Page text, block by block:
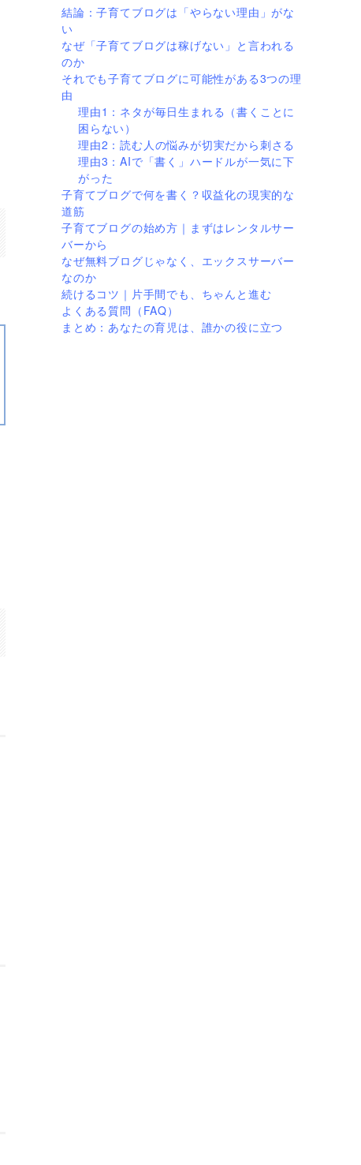
結論：子育てブログは「やらない理由」がな
い
なぜ「子育てブログは稼げない」と言われる
のか
それでも子育てブログに可能性がある3つの理
由
理由1：ネタが毎日生まれる（書くことに
困らない）
理由2：読む人の悩みが切実だから刺さる
理由3：AIで「書く」ハードルが一気に下
がった
子育てブログで何を書く？収益化の現実的な
道筋
子育てブログの始め方｜まずはレンタルサー
バーから
なぜ無料ブログじゃなく、エックスサーバー
なのか
続けるコツ｜片手間でも、ちゃんと進む
よくある質問（FAQ）
まとめ：あなたの育児は、誰かの役に立つ